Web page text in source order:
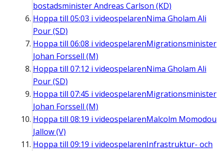
bostadsminister Andreas Carlson (KD)
Hoppa till 05:03 i videospelarenNima Gholam Ali
Pour (SD)
Hoppa till 06:08 i videospelarenMigrationsminister
Johan Forssell (M)
Hoppa till 07:12 i videospelarenNima Gholam Ali
Pour (SD)
Hoppa till 07:45 i videospelarenMigrationsminister
Johan Forssell (M)
Hoppa till 08:19 i videospelarenMalcolm Momodou
Jallow (V)
Hoppa till 09:19 i videospelarenInfrastruktur- och